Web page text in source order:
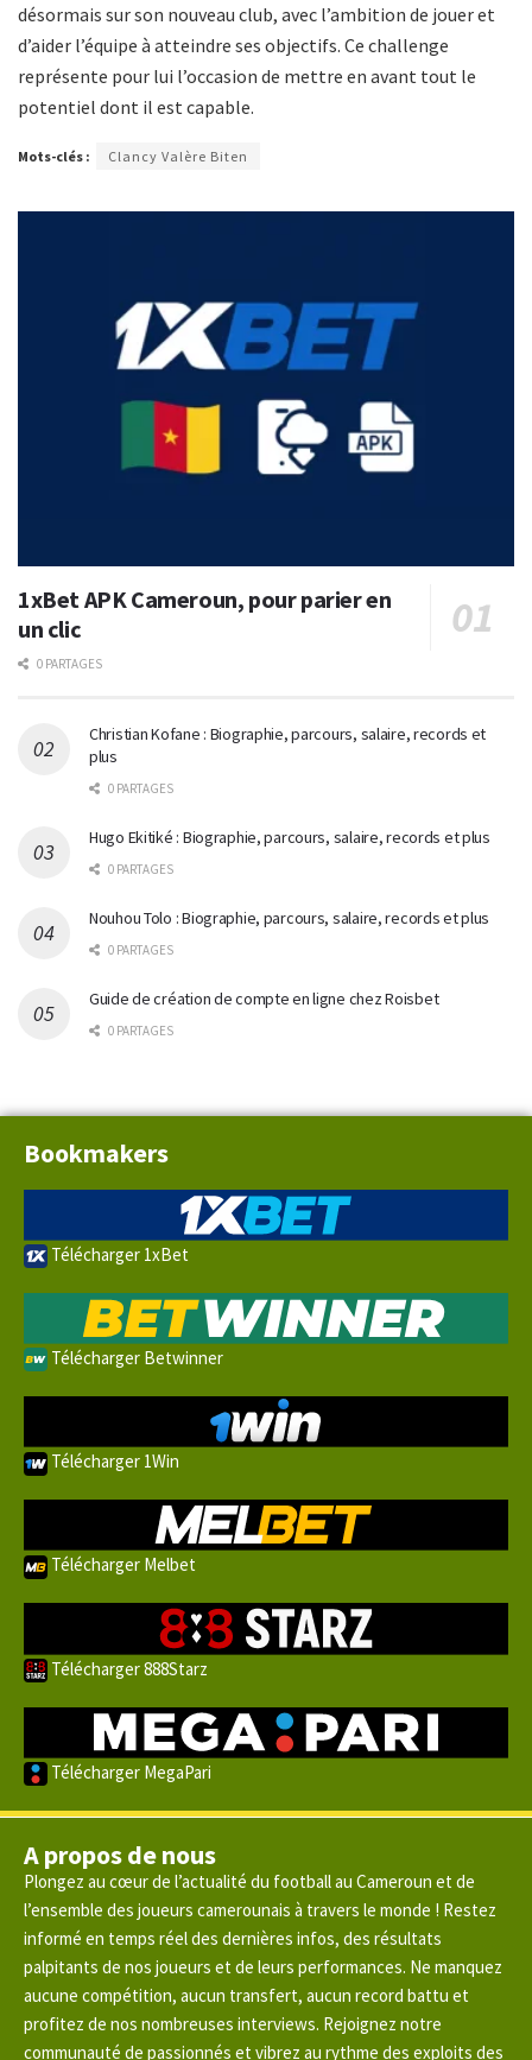
désormais sur son nouveau club, avec l’ambition de jouer et
d’aider l’équipe à atteindre ses objectifs. Ce challenge
représente pour lui l’occasion de mettre en avant tout le
potentiel dont il est capable.
Mots-clés : Clancy Valère Biten
1xBet APK Cameroun, pour parier en
un clic
0 PARTAGES
Christian Kofane : Biographie, parcours, salaire, records et
plus
0 PARTAGES
Hugo Ekitiké : Biographie, parcours, salaire, records et plus
0 PARTAGES
Nouhou Tolo : Biographie, parcours, salaire, records et plus
0 PARTAGES
Guide de création de compte en ligne chez Roisbet
0 PARTAGES
Bookmakers
Télécharger 1xBet
Télécharger Betwinner
Télécharger 1Win
Télécharger Melbet
Télécharger 888Starz
Télécharger MegaPari
A propos de nous
Plongez au cœur de l’actualité du football au Cameroun et de
l’ensemble des joueurs camerounais à travers le monde ! Restez
informé en temps réel des dernières infos, des résultats
palpitants de nos joueurs et de leurs performances. Ne manquez
aucune compétition, aucun transfert, aucun record battu et
profitez de nos nombreuses interviews. Rejoignez notre
communauté de passionnés et vibrez au rythme des exploits des